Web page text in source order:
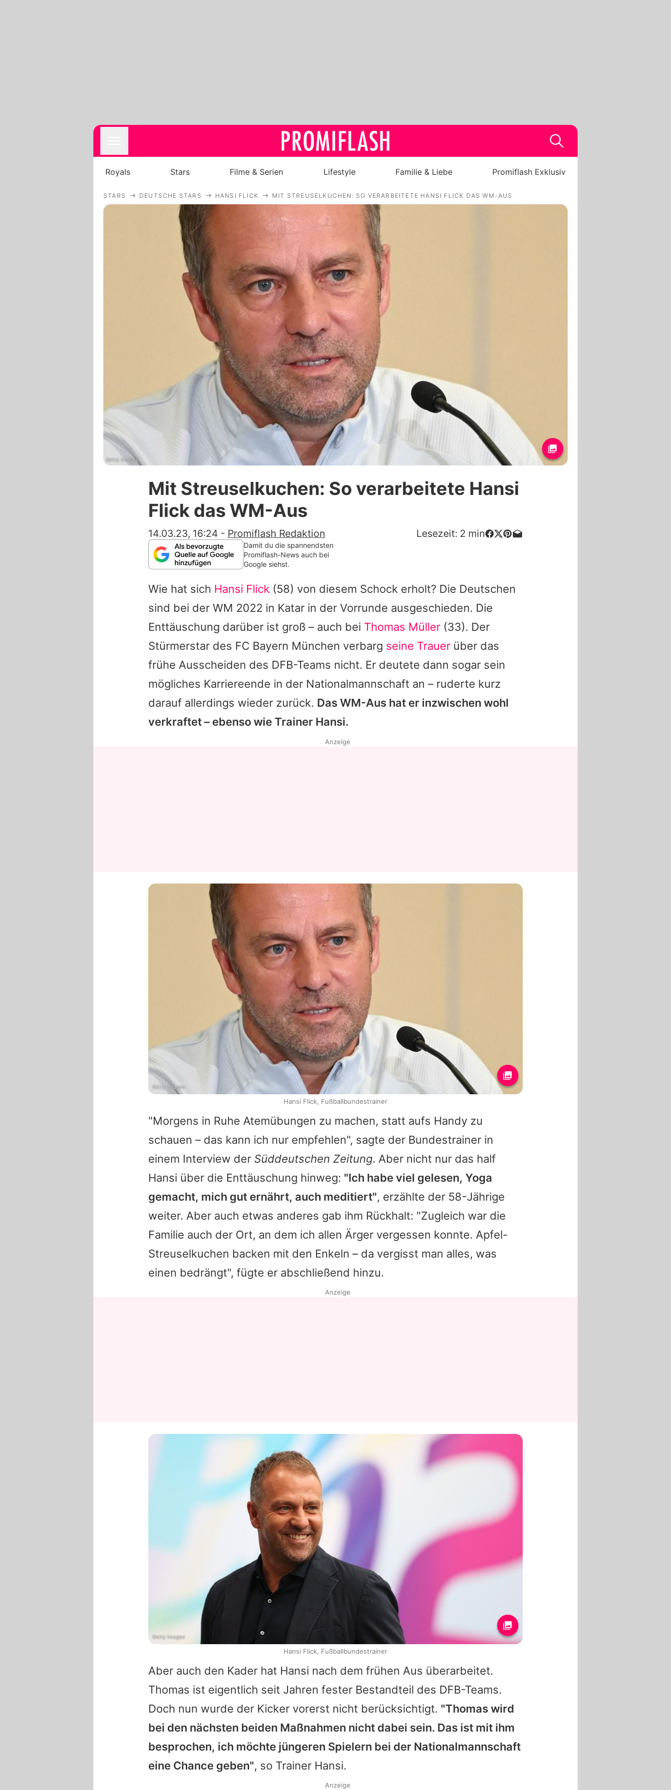
Royals
Stars
Lifestyle
Familie & Liebe
Alle Themen auf Promiflash
Jobs
App runterladen
Team
Redaktionelle Richtlinien
Impressum
Datenschutzerklärung
Nutzungsbedingungen
Utiq verwalten
Royals Stars Filme & Serien Lifestyle Familie & Liebe Promiflash Exklusiv
STARS DEUTSCHE STARS HANSI FLICK MIT STREUSELKUCHEN: SO VERARBEITETE HANSI FLICK DAS WM-AUS
Getty Images
Mit Streuselkuchen: So verarbeitete Hansi
Flick das WM-Aus
14.03.23, 16:24 - Promiflash Redaktion Lesezeit: 2 min
Damit du die spannendsten
Promiflash-News auch bei
Google siehst.
Wie hat sich Hansi Flick (58) von diesem Schock erholt? Die Deutschen
sind bei der WM 2022 in Katar in der Vorrunde ausgeschieden. Die
Enttäuschung darüber ist groß – auch bei Thomas Müller (33). Der
Stürmerstar des FC Bayern München verbarg seine Trauer über das
frühe Ausscheiden des DFB-Teams nicht. Er deutete dann sogar sein
mögliches Karriereende in der Nationalmannschaft an – ruderte kurz
darauf allerdings wieder zurück. Das WM-Aus hat er inzwischen wohl
verkraftet – ebenso wie Trainer Hansi.
"Morgens in Ruhe Atemübungen zu machen, statt aufs Handy zu
schauen – das kann ich nur empfehlen", sagte der Bundestrainer in
einem Interview der Süddeutschen Zeitung. Aber nicht nur das half
Hansi über die Enttäuschung hinweg: "Ich habe viel gelesen, Yoga
gemacht, mich gut ernährt, auch meditiert", erzählte der 58-Jährige
weiter. Aber auch etwas anderes gab ihm Rückhalt: "Zugleich war die
Familie auch der Ort, an dem ich allen Ärger vergessen konnte. Apfel-
Streuselkuchen backen mit den Enkeln – da vergisst man alles, was
einen bedrängt", fügte er abschließend hinzu.
Aber auch den Kader hat Hansi nach dem frühen Aus überarbeitet.
Thomas ist eigentlich seit Jahren fester Bestandteil des DFB-Teams.
Doch nun wurde der Kicker vorerst nicht berücksichtigt. "Thomas wird
bei den nächsten beiden Maßnahmen nicht dabei sein. Das ist mit ihm
besprochen, ich möchte jüngeren Spielern bei der Nationalmannschaft
eine Chance geben", so Trainer Hansi.
Anzeige
Getty Images
Hansi Flick, Fußballbundestrainer
Anzeige
Getty Images
Hansi Flick, Fußballbundestrainer
Anzeige